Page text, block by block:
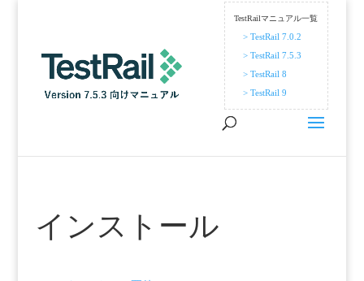
TestRailマニュアル一覧
> TestRail 7.0.2
> TestRail 7.5.3
> TestRail 8
> TestRail 9
インストール